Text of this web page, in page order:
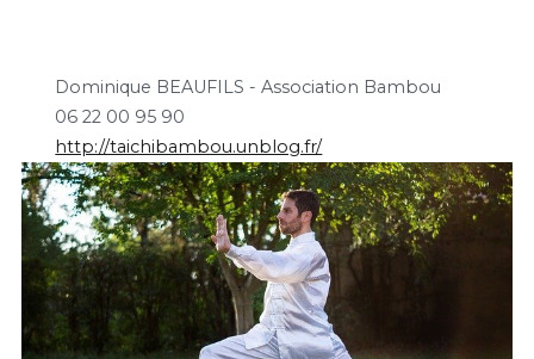
Dominique BEAUFILS - Association Bambou
06 22 00 95 90
http://taichibambou.unblog.fr/